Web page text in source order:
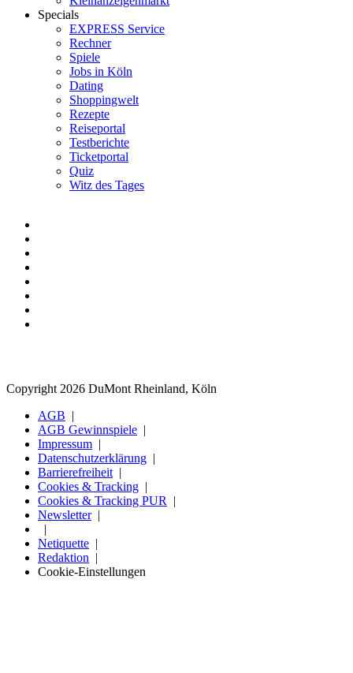
Specials
EXPRESS Service
Rechner
Spiele
Jobs in Köln
Dating
Shoppingwelt
Rezepte
Reiseportal
Testberichte
Ticketportal
Quiz
Witz des Tages
Copyright 2026 DuMont Rheinland, Köln
AGB
AGB Gewinnspiele
Impressum
Datenschutzerklärung
Barrierefreiheit
Cookies & Tracking
Cookies & Tracking PUR
Newsletter
Netiquette
Redaktion
Cookie-Einstellungen